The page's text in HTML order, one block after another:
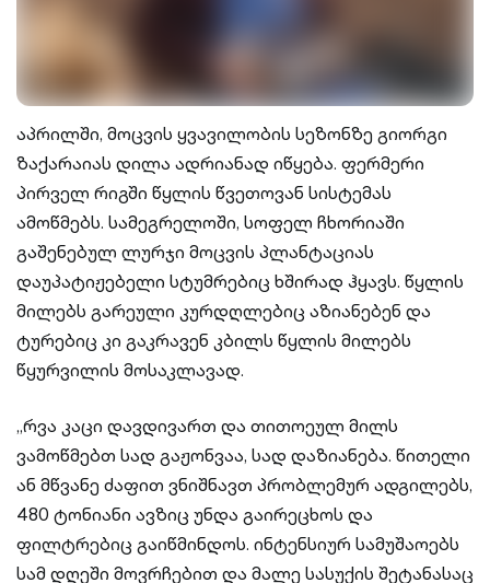
აპრილში, მოცვის ყვავილობის სეზონზე გიორგი
ზაქარაიას დილა ადრიანად იწყება. ფერმერი
პირველ რიგში წყლის წვეთოვან სისტემას
ამოწმებს. სამეგრელოში, სოფელ ჩხორიაში
გაშენებულ ლურჯი მოცვის პლანტაციას
დაუპატიჟებელი სტუმრებიც ხშირად ჰყავს. წყლის
მილებს გარეული კურდღლებიც აზიანებენ და
ტურებიც კი გაკრავენ კბილს წყლის მილებს
წყურვილის მოსაკლავად.
„რვა კაცი დავდივართ და თითოეულ მილს
ვამოწმებთ სად გაჟონვაა, სად დაზიანება. წითელი
ან მწვანე ძაფით ვნიშნავთ პრობლემურ ადგილებს,
480 ტონიანი ავზიც უნდა გაირეცხოს და
ფილტრებიც გაიწმინდოს. ინტენსიურ სამუშაოებს
სამ დღეში მოვრჩებით და მალე სასუქის შეტანასაც